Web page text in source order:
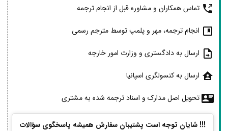
تماس همکاران و مشاوره قبل از انجام ترجمه
انجام ترجمه، مهر و پلمپ توسط مترجم رسمی
ارسال به دادگستری و وزارت امور خارجه
ارسال به کنسولگری اسپانیا
تحویل اصل مدارک و اسناد ترجمه شده به مشتری
!!! شایان توجه است پشتیبان سفارش همیشه پاسخگوی سؤالات